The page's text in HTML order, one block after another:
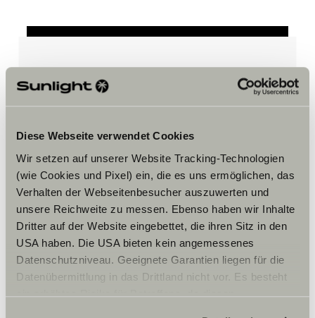
Diese Webseite verwendet Cookies
Wir setzen auf unserer Website Tracking-Technologien
(wie Cookies und Pixel) ein, die es uns ermöglichen, das
Verhalten der Webseitenbesucher auszuwerten und
unsere Reichweite zu messen. Ebenso haben wir Inhalte
Dritter auf der Website eingebettet, die ihren Sitz in den
USA haben. Die USA bieten kein angemessenes
Datenschutzniveau. Geeignete Garantien liegen für die
Datenübermittlung in das Drittland nicht vor. Es besteht
ein erhöhtes Risiko für Betroffene, da diesen
Hay que aceptar los cookies de
marketing para ver el contenido.
Ajustes de cookies